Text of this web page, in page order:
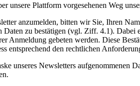
unsere Plattform vorgesehenen Weg
anzumelden, bitten wir Sie, Ihren
Daten zu bestätigen (vgl. Ziff. 4.1).
Anmeldung gebeten werden. Diese
entsprechend den rechtlichen
unseres Newsletters aufgenommenen